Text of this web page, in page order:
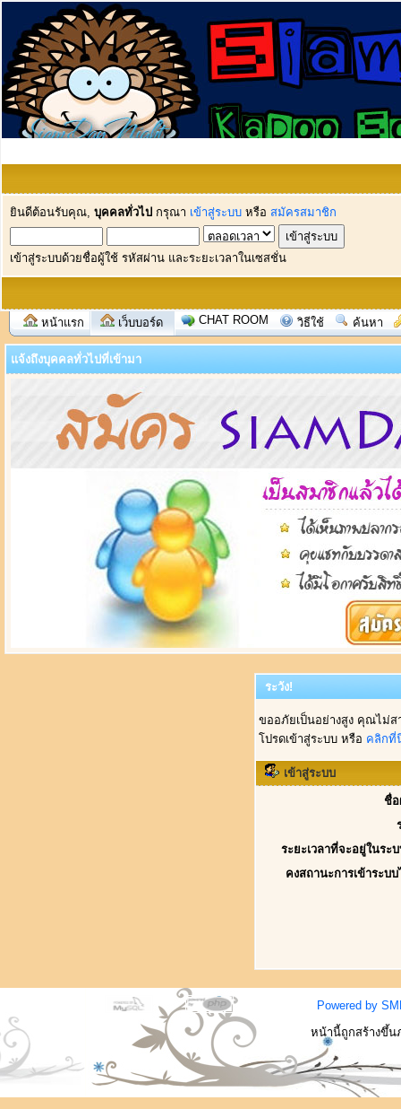
ยินดีต้อนรับคุณ, บุคคลทั่วไป กรุณา เข้าสู่ระบบ หรือ สมัครสมาชิก
เข้าสู่ระบบด้วยชื่อผู้ใช้ รหัสผ่าน และระยะเวลาในเซสชั่น
หน้าแรก เว็บบอร์ด CHAT ROOM วิธีใช้ ค้นหา
แจ้งถึงบุคคลทั่วไปที่เข้ามา
ระวัง!
ขออภัยเป็นอย่างสูง คุณไม่
โปรดเข้าสู่ระบบ หรือ คลิกที่
เข้าสู่ระบบ
ชื่อ
ระยะเวลาที่จะอยู่ในระ
คงสถานะการเข้าระบ
Powered by
หน้านี้ถูกสร้างขึ้น